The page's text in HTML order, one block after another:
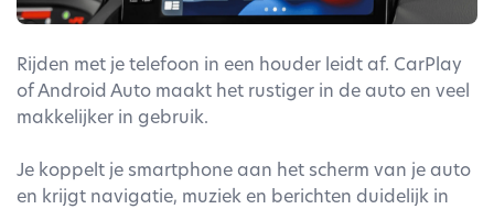
Rijden met je telefoon in een houder leidt af. CarPlay
of Android Auto maakt het rustiger in de auto en veel
makkelijker in gebruik.
Je koppelt je smartphone aan het scherm van je auto
en krijgt navigatie, muziek en berichten duidelijk in